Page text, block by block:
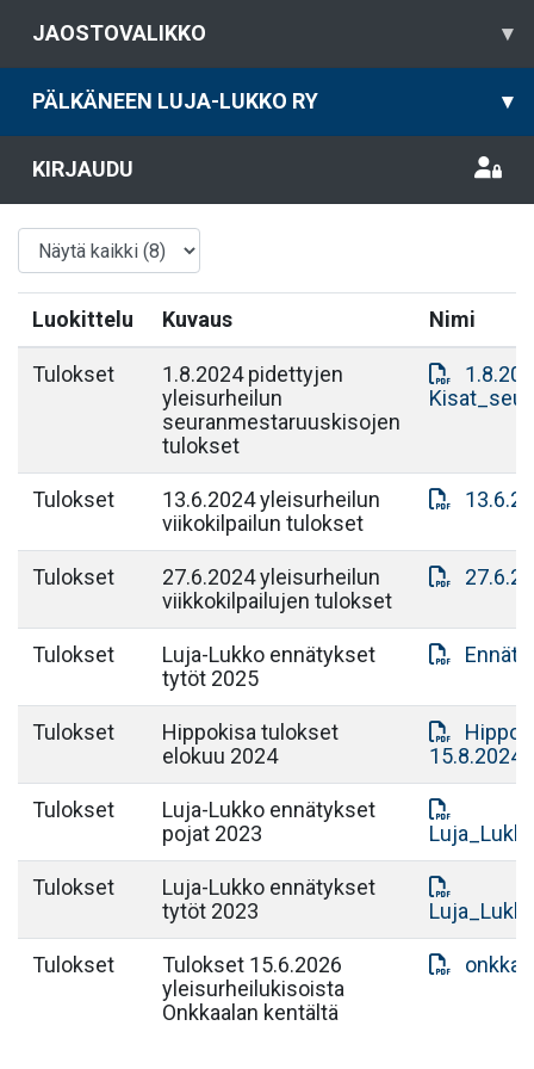
JAOSTOVALIKKO ▾
PÄLKÄNEEN LUJA-LUKKO RY ▾
KIRJAUDU
Luokittelu Kuvaus Nimi
Tulokset
1.8.2024 pidettyjen
yleisurheilun
seuranmestaruuskisojen
tulokset
Tulokset
13.6.2024 yleisurheilun
viikokilpailun tulokset
Tulokset
27.6.2024 yleisurheilun
viikkokilpailujen tulokset
Tulokset
Luja-Lukko ennätykset
tytöt 2025
Tulokset
Hippokisa tulokset
elokuu 2024
Tulokset
Luja-Lukko ennätykset
pojat 2023
Tulokset
Luja-Lukko ennätykset
tytöt 2023
Tulokset
Tulokset 15.6.2026
yleisurheilukisoista
Onkkaalan kentältä